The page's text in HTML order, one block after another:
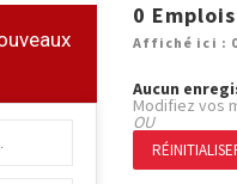
0
Affiché ici :
Aucun
Modifiez vos
OU